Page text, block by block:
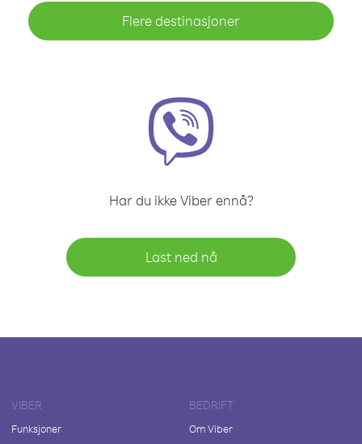
Flere destinasjoner
Har du ikke Viber ennå?
Last ned nå
VIBER
Funksjoner
BEDRIFT
Om Viber